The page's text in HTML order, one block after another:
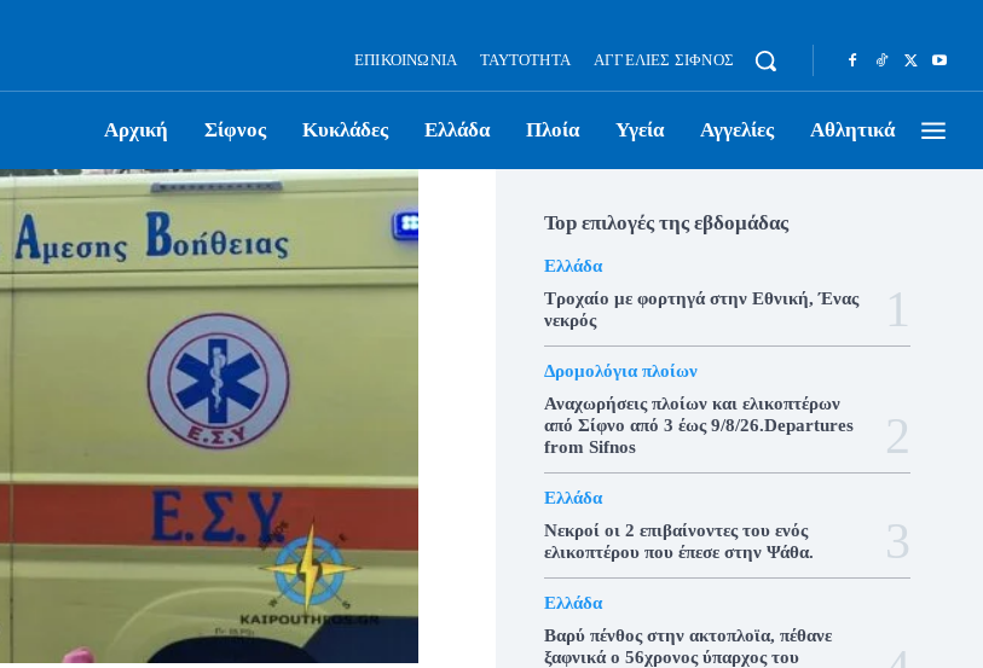
ΕΠΙΚΟΙΝΩΝΊΑ ΤΑΥΤΌΤΗΤΑ ΑΓΓΕΛΊΕΣ ΣΊΦΝΟΣ
Αρχική Σίφνος Κυκλάδες Ελλάδα Πλοία Υγεία Αγγελίες Αθλητικά
Top επιλογές της εβδομάδας
Ελλάδα
Τροχαίο με φορτηγά στην Εθνική, Ένας
νεκρός
Δρομολόγια πλοίων
Αναχωρήσεις πλοίων και ελικοπτέρων
από Σίφνο από 3 έως 9/8/26.Departures
from Sifnos
Ελλάδα
Νεκροί οι 2 επιβαίνοντες του ενός
ελικοπτέρου που έπεσε στην Ψάθα.
Ελλάδα
Βαρύ πένθος στην ακτοπλοϊα, πέθανε
ξαφνικά ο 56χρονος ύπαρχος του